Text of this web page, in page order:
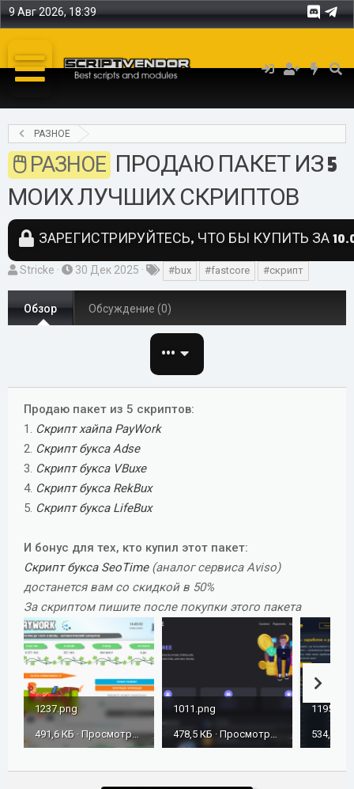
9 Авг 2026, 18:39
РАЗНОЕ
РАЗНОЕ ПРОДАЮ ПАКЕТ ИЗ 5
МОИХ ЛУЧШИХ СКРИПТОВ
ЗАРЕГИСТРИРУЙТЕСЬ, ЧТО БЫ КУПИТЬ ЗА
А
в
т
о
Stricke
Д
а
а
а
н
и
я
30 Дек 2025
Т
е
г
и
#bux #fastcore #скрипт
Обзор Обсуждение (0)
•••
Продаю пакет из 5 скриптов:
1. Скрипт хайпа PayWork
2. Скрипт букса Adse
3. Скрипт букса VBuxe
4. Скрипт букса RekBux
5. Скрипт букса LifeBux
И бонус для тех, кто купил этот пакет:
Скрипт букса SeoTime(аналог сервиса Aviso)
достанется вам со скидкой в 50%
За скриптом пишите после покупки этого пакета
1237.png
491,6 КБ · Просмотры: 174
1011.png
478,5 КБ · Просмотры: 161
1195.png